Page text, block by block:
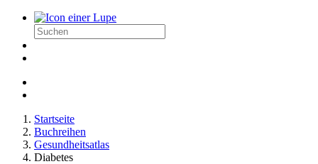
Startseite
Buchreihen
Gesundheitsatlas
Diabetes